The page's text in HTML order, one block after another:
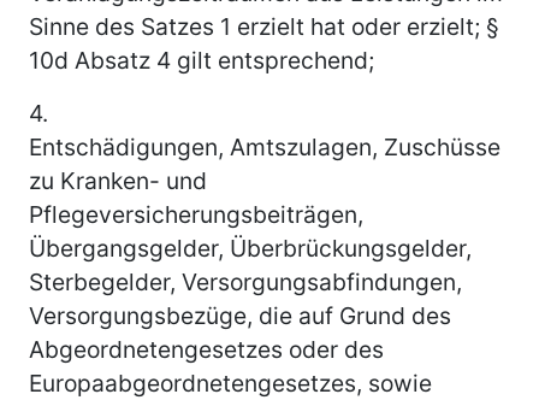
Sinne des Satzes 1 erzielt hat oder erzielt; §
10d Absatz 4 gilt entsprechend;
4.
Entschädigungen, Amtszulagen, Zuschüsse
zu Kranken- und
Pflegeversicherungsbeiträgen,
Übergangsgelder, Überbrückungsgelder,
Sterbegelder, Versorgungsabfindungen,
Versorgungsbezüge, die auf Grund des
Abgeordnetengesetzes oder des
Europaabgeordnetengesetzes, sowie